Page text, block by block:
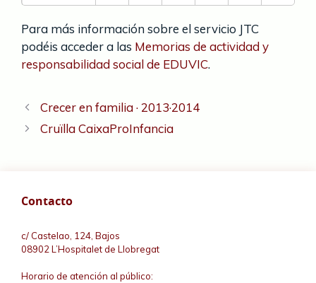
Para más información sobre el servicio JTC
podéis acceder a las Memorias de actividad y
responsabilidad social de EDUVIC.
Crecer en familia · 2013·2014
Cruïlla CaixaProInfancia
Contacto
c/ Castelao, 124, Bajos
08902 L’Hospitalet de Llobregat
Horario de atención al público: